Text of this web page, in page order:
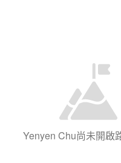
Yenyen Chu尚未開啟